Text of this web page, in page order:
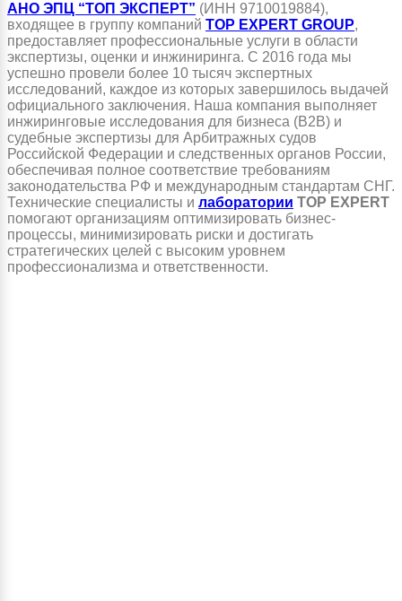
АНО ЭПЦ “ТОП ЭКСПЕРТ” (ИНН 9710019884),
входящее в группу компаний TOP EXPERT GROUP,
предоставляет профессиональные услуги в области
экспертизы, оценки и инжиниринга. С 2016 года мы
успешно провели более 10 тысяч экспертных
исследований, каждое из которых завершилось выдачей
официального заключения. Наша компания выполняет
инжиринговые исследования для бизнеса (B2B) и
судебные экспертизы для Арбитражных судов
Российской Федерации и следственных органов России,
обеспечивая полное соответствие требованиям
законодательства РФ и международным стандартам СНГ.
Технические специалисты и лаборатории TOP EXPERT
помогают организациям оптимизировать бизнес-
процессы, минимизировать риски и достигать
стратегических целей с высоким уровнем
профессионализма и ответственности.